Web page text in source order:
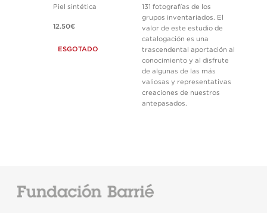
Piel sintética
12.50€
ESGOTADO
131 fotografías de los
grupos inventariados. El
valor de este estudio de
catalogación es una
trascendental aportación al
conocimiento y al disfrute
de algunas de las más
valiosas y representativas
creaciones de nuestros
antepasados.